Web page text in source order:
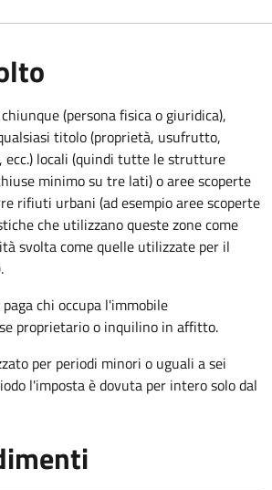
(persona fisica o giuridica),
titolo (proprietà, usufrutto,
ecc.) locali (quindi tutte le strutture
minimo su tre lati) o aree scoperte
rifiuti urbani (ad esempio aree scoperte
che utilizzano queste zone come
svolta come quelle utilizzate per il
chi occupa l'immobile
proprietario o inquilino in affitto.
per periodi minori o uguali a sei
l'imposta è dovuta per intero solo dal